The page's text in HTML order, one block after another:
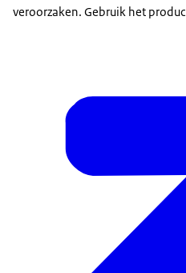
veroorzaken. Gebruik het